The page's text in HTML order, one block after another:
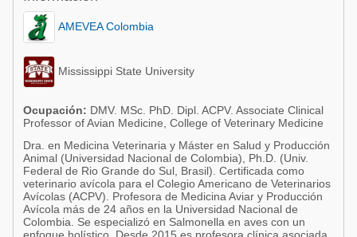
Acuacultura
Micotoxinas
Avicultura
Lechería
Balanceados - Piensos
Comunidades en portugués
Micotoxinas
Avicultura
Porcicultura
Ganadería
Lechería
AMEVEA Colombia
Mississippi State University
Ocupación: DMV. MSc. PhD. Dipl. ACPV. Associate Clinical
Professor of Avian Medicine, College of Veterinary Medicine
Dra. en Medicina Veterinaria y Máster en Salud y Producción
Animal (Universidad Nacional de Colombia), Ph.D. (Univ.
Federal de Rio Grande do Sul, Brasil). Certificada como
veterinario avícola para el Colegio Americano de Veterinarios
Avícolas (ACPV). Profesora de Medicina Aviar y Producción
Avícola más de 24 años en la Universidad Nacional de
Colombia. Se especializó en Salmonella en aves con un